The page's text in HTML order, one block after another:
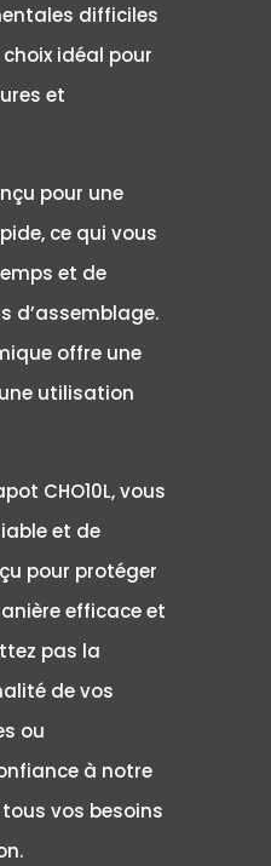
difficiles
idéal pour
et
pour une
ce qui vous
et de
d’assemblage.
offre une
utilisation
CHO10L, vous
et de
pour protéger
efficace et
pas la
de vos
ou
à notre
vos besoins